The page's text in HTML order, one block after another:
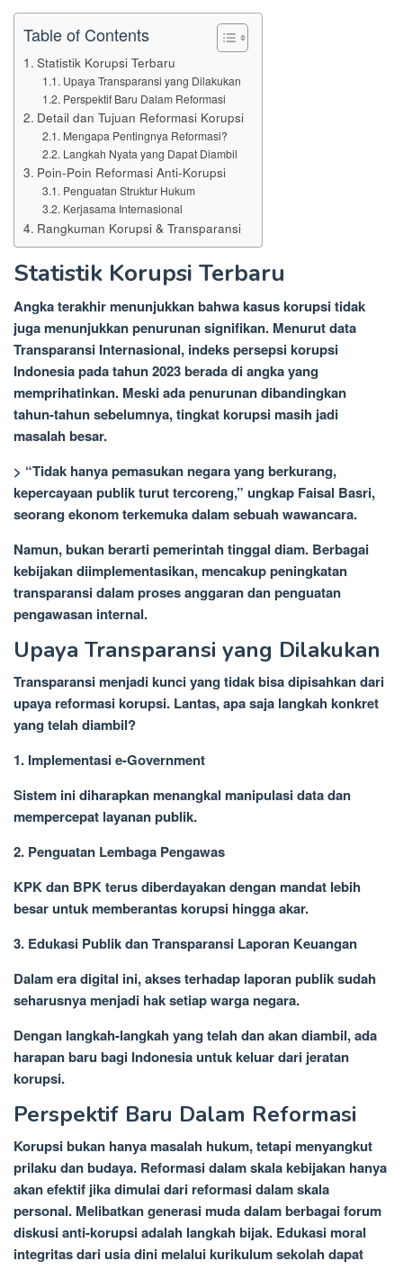
Table of Contents
Statistik Korupsi Terbaru
Upaya Transparansi yang Dilakukan
Perspektif Baru Dalam Reformasi
Detail dan Tujuan Reformasi Korupsi
Mengapa Pentingnya Reformasi?
Langkah Nyata yang Dapat Diambil
Poin-Poin Reformasi Anti-Korupsi
Penguatan Struktur Hukum
Kerjasama Internasional
Rangkuman Korupsi & Transparansi
Statistik Korupsi Terbaru
Angka terakhir menunjukkan bahwa kasus korupsi tidak
juga menunjukkan penurunan signifikan. Menurut data
Transparansi Internasional, indeks persepsi korupsi
Indonesia pada tahun 2023 berada di angka yang
memprihatinkan. Meski ada penurunan dibandingkan
tahun-tahun sebelumnya, tingkat korupsi masih jadi
masalah besar.
> “Tidak hanya pemasukan negara yang berkurang,
kepercayaan publik turut tercoreng,” ungkap Faisal Basri,
seorang ekonom terkemuka dalam sebuah wawancara.
Namun, bukan berarti pemerintah tinggal diam. Berbagai
kebijakan diimplementasikan, mencakup peningkatan
transparansi dalam proses anggaran dan penguatan
pengawasan internal.
Upaya Transparansi yang Dilakukan
Transparansi menjadi kunci yang tidak bisa dipisahkan dari
upaya reformasi korupsi. Lantas, apa saja langkah konkret
yang telah diambil?
1. Implementasi e-Government
Sistem ini diharapkan menangkal manipulasi data dan
mempercepat layanan publik.
2. Penguatan Lembaga Pengawas
KPK dan BPK terus diberdayakan dengan mandat lebih
besar untuk memberantas korupsi hingga akar.
3. Edukasi Publik dan Transparansi Laporan Keuangan
Dalam era digital ini, akses terhadap laporan publik sudah
seharusnya menjadi hak setiap warga negara.
Dengan langkah-langkah yang telah dan akan diambil, ada
harapan baru bagi Indonesia untuk keluar dari jeratan
korupsi.
Perspektif Baru Dalam Reformasi
Korupsi bukan hanya masalah hukum, tetapi menyangkut
prilaku dan budaya. Reformasi dalam skala kebijakan hanya
akan efektif jika dimulai dari reformasi dalam skala
personal. Melibatkan generasi muda dalam berbagai forum
diskusi anti-korupsi adalah langkah bijak. Edukasi moral
integritas dari usia dini melalui kurikulum sekolah dapat